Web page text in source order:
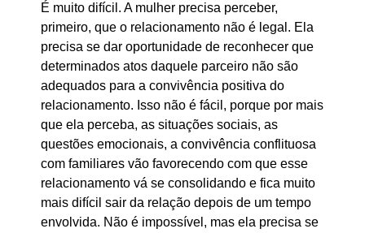
É muito difícil. A mulher precisa perceber,
primeiro, que o relacionamento não é legal. Ela
precisa se dar oportunidade de reconhecer que
determinados atos daquele parceiro não são
adequados para a convivência positiva do
relacionamento. Isso não é fácil, porque por mais
que ela perceba, as situações sociais, as
questões emocionais, a convivência conflituosa
com familiares vão favorecendo com que esse
relacionamento vá se consolidando e fica muito
mais difícil sair da relação depois de um tempo
envolvida. Não é impossível, mas ela precisa se